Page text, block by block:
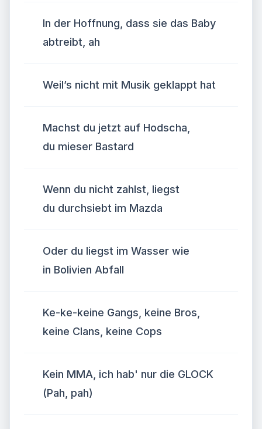
In der Hoffnung, dass sie das Baby
abtreibt, ah
Weil’s nicht mit Musik geklappt hat
Machst du jetzt auf Hodscha,
du mieser Bastard
Wenn du nicht zahlst, liegst
du durchsiebt im Mazda
Oder du liegst im Wasser wie
in Bolivien Abfall
Ke-ke-keine Gangs, keine Bros,
keine Clans, keine Cops
Kein MMA, ich hab' nur die GLOCK
(Pah, pah)